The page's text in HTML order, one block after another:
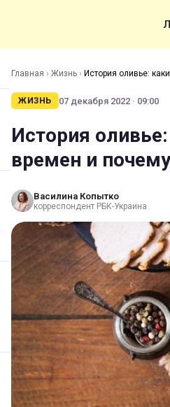
Главная › Жизнь › История оливье:
ЖИЗНЬ 07 декабря 2022 · 09:00
История
времен и
Василина Копытко
корреспондент РБК-Украина